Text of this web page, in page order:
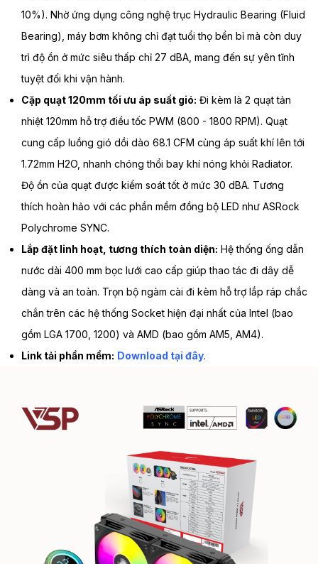
10%). Nhờ ứng dụng công nghệ trục Hydraulic Bearing (Fluid
Bearing), máy bơm không chỉ đạt tuổi thọ bền bỉ mà còn duy
trì độ ồn ở mức siêu thấp chỉ 27 dBA, mang đến sự yên tĩnh
tuyệt đối khi vận hành.
Cặp quạt 120mm tối ưu áp suất gió: Đi kèm là 2 quạt tản
nhiệt 120mm hỗ trợ điều tốc PWM (800 - 1800 RPM). Quạt
cung cấp luồng gió dồi dào 68.1 CFM cùng áp suất khí lên tới
1.72mm H2O, nhanh chóng thổi bay khí nóng khỏi Radiator.
Độ ồn của quạt được kiểm soát tốt ở mức 30 dBA. Tương
thích hoàn hảo với các phần mềm đồng bộ LED như ASRock
Polychrome SYNC.
Lắp đặt linh hoạt, tương thích toàn diện: Hệ thống ống dẫn
nước dài 400 mm bọc lưới cao cấp giúp thao tác đi dây dễ
dàng và an toàn. Trọn bộ ngàm cài đi kèm hỗ trợ lắp ráp chắc
chắn trên các hệ thống Socket hiện đại nhất của Intel (bao
gồm LGA 1700, 1200) và AMD (bao gồm AM5, AM4).
Link tải phần mềm: Download tại đây.